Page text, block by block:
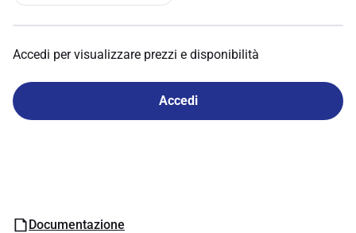
Accedi per visualizzare prezzi e disponibilità
Accedi
Documentazione